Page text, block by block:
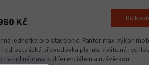
Kč Do
jednotka pro stavebnici Panter max. výkon
hydrostatická převodovka plynule volitelná
i vzad náprava s diferenciálem a uzávěrkou